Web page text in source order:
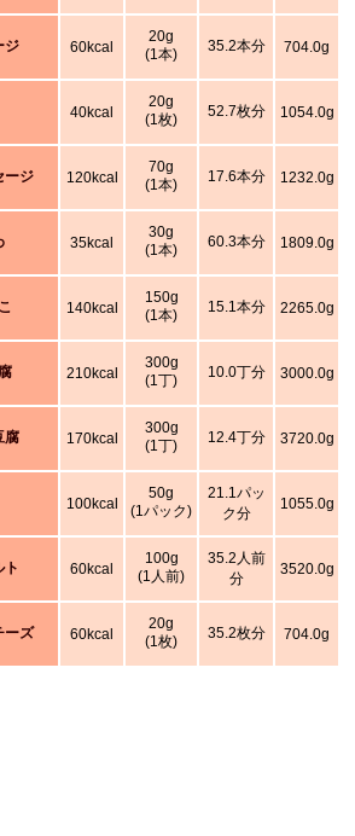
ジ 60kcal
20g
(1本)
35.2本分 704.0g
40kcal
20g
(1枚)
52.7枚分 1054.0g
ージ 120kcal
70g
(1本)
17.6本分 1232.0g
35kcal
30g
(1本)
60.3本分 1809.0g
140kcal
150g
(1本)
15.1本分 2265.0g
210kcal
300g
(1丁)
10.0丁分 3000.0g
腐 170kcal
300g
(1丁)
12.4丁分 3720.0g
100kcal
50g
(1パック)
21.1パッ
ク分
1055.0g
ト 60kcal
100g
(1人前)
35.2人前
分
3520.0g
ーズ 60kcal
20g
(1枚)
35.2枚分 704.0g